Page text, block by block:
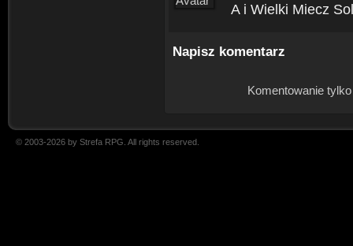
A i Wielki Miecz
Napisz komentarz
Komentowanie
© 2003-2026 by Strefa RPG. All rights reserved.